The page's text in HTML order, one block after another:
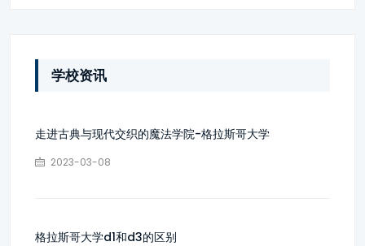
学校资讯
走进古典与现代交织的魔法学院-格拉斯哥大学
2023-03-08
格拉斯哥大学d1和d3的区别